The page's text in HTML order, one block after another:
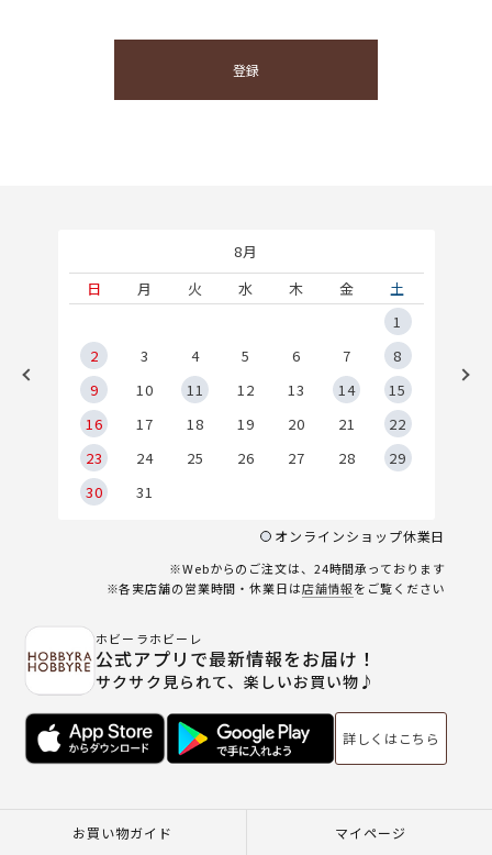
登録
8月
日
月 火 水 木 金
土
1
2
3 4 5 6 7
8
9
10 11 12 13 14
15
16
17 18 19 20 21
22
23
24 25 26 27 28
29
30
31
オンラインショップ休業日
※Webからのご注文は、24時間承っております
※各実店舗の営業時間・休業日は店舗情報をご覧ください
ホビーラホビーレ
公式アプリで最新情報をお届け！
サクサク見られて、楽しいお買い物♪
詳しくはこちら
お買い物ガイド マイページ